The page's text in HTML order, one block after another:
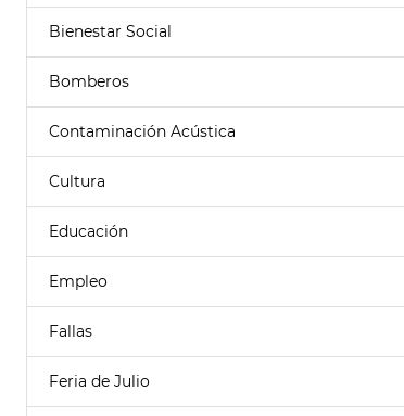
Bienestar Social
Bomberos
Contaminación Acústica
Cultura
Educación
Empleo
Fallas
Feria de Julio